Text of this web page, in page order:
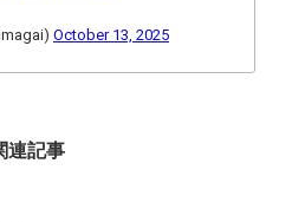
October 13, 2025
連記事